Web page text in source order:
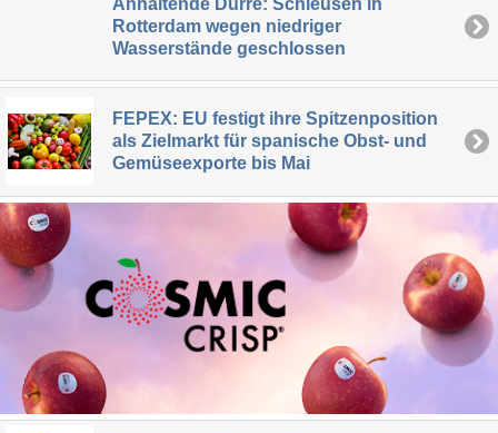
Anhaltende Dürre: Schleusen in
Rotterdam wegen niedriger
Wasserstände geschlossen
FEPEX: EU festigt ihre Spitzenposition
als Zielmarkt für spanische Obst- und
Gemüseexporte bis Mai